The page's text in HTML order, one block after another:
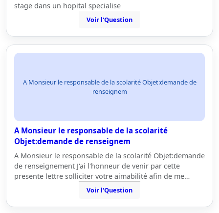
stage dans un hopital specialise
Voir l'Question
A Monsieur le responsable de la scolarité Objet:demande de
renseignem
A Monsieur le responsable de la scolarité
Objet:demande de renseignem
A Monsieur le responsable de la scolarité Objet:demande
de renseignement J'ai l'honneur de venir par cette
presente lettre solliciter votre aimabilité afin de me…
Voir l'Question